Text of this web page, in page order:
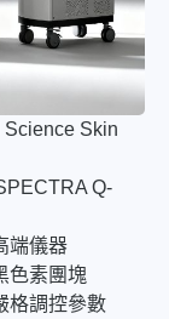
Skin
Q-
端儀器
色素團塊
格調控參數